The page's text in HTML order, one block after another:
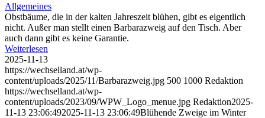
Allgemeines
Obstbäume, die in der kalten Jahreszeit blühen, gibt es eigentlich
nicht. Außer man stellt einen Barbarazweig auf den Tisch. Aber
auch dann gibt es keine Garantie.
Weiterlesen
2025-11-13
https://wechselland.at/wp-
content/uploads/2025/11/Barbarazweig.jpg 500 1000 Redaktion
https://wechselland.at/wp-
content/uploads/2023/09/WPW_Logo_menue.jpg Redaktion2025-
11-13 23:06:492025-11-13 23:06:49Blühende Zweige im Winter